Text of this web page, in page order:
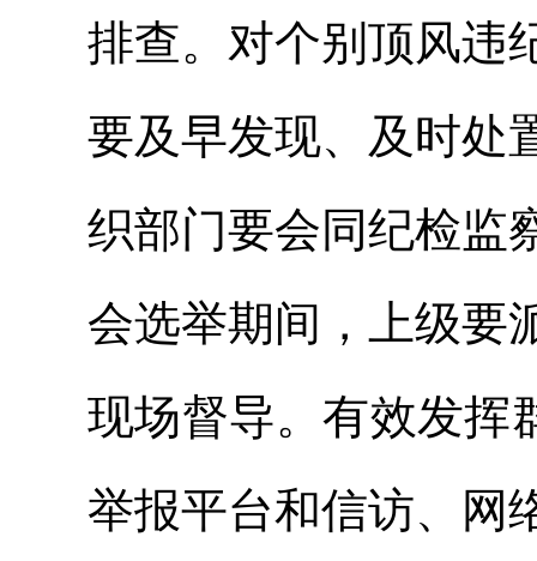
排查。对个别顶风违
要及早发现、及时处
织部门要会同纪检监
会选举期间，上级要
现场督导。有效发挥
举报平台和信访、网